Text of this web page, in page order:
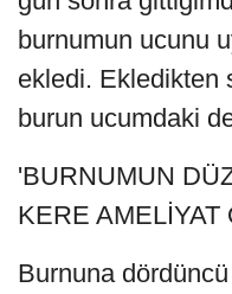
burnumun ucunu
ekledi. Ekledikten
burun ucumdaki
'BURNUMUN
KERE
Burnuna